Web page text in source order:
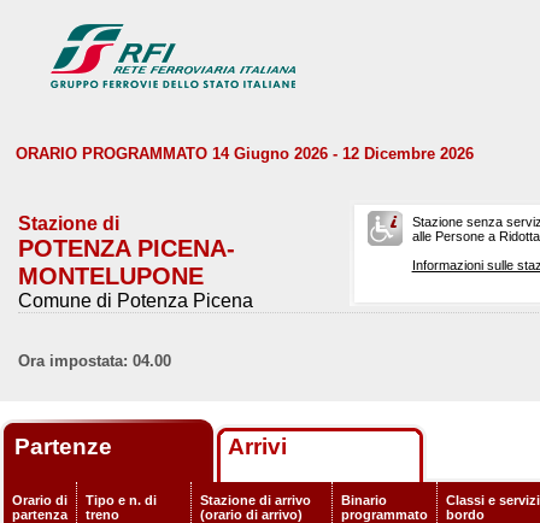
ORARIO PROGRAMMATO 14 Giugno 2026 - 12 Dicembre 2026
Stazione di
POTENZA PICENA-
MONTELUPONE
Comune di Potenza Picena
Stazione senza
alle Persone a
Informazioni sulle
Ora impostata: 04.00
Partenze Arrivi
Orario di
partenza
Tipo e n. di
treno
Stazione di arrivo
(orario di arrivo)
Binario
programmato
Classi e
bordo